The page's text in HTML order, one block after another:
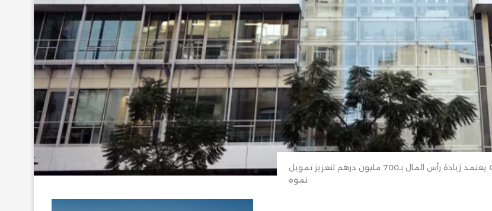
Crédit du Maroc يعتمد زيادة رأس المال بـ700 مليون درهم لتعزيز تمويل
نموه